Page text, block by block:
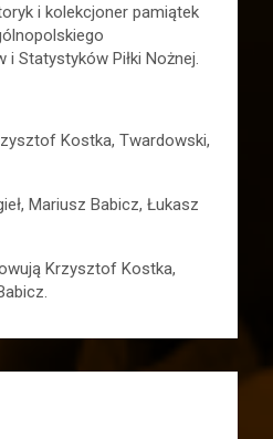
i kolekcjoner pamiątek
Statystyków Piłki Nożnej.
Kostka, Twardowski,
Mariusz Babicz, Łukasz
Krzysztof Kostka,